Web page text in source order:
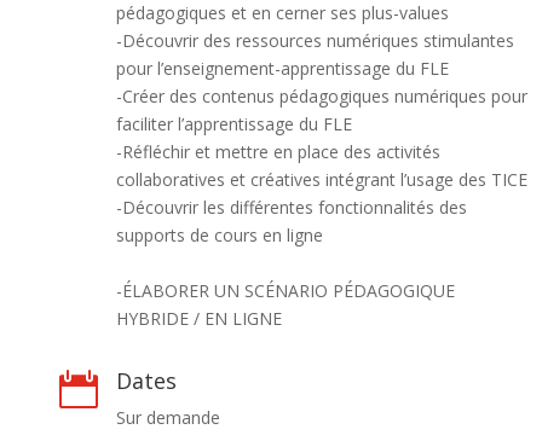
pédagogiques et en cerner ses plus-values
-Découvrir des ressources numériques stimulantes
pour l’enseignement-apprentissage du FLE
-Créer des contenus pédagogiques numériques pour
faciliter l’apprentissage du FLE
-Réfléchir et mettre en place des activités
collaboratives et créatives intégrant l’usage des TICE
-Découvrir les différentes fonctionnalités des
supports de cours en ligne
-ÉLABORER UN SCÉNARIO PÉDAGOGIQUE
HYBRIDE / EN LIGNE
 Dates
Sur demande